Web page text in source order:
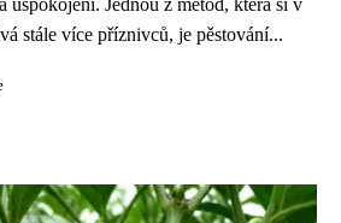
uspokojení. Jednou z metod, která si v
stále více příznivců, je pěstování...